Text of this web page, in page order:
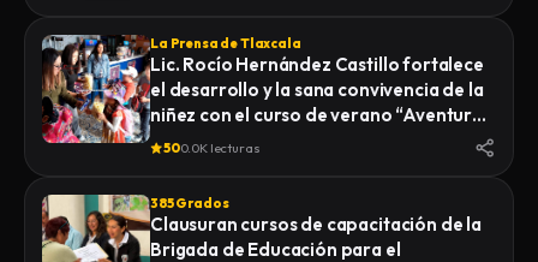
La Prensa de Tlaxcala
Lic. Rocío Hernández Castillo fortalece
el desarrollo y la sana convivencia de la
niñez con el curso de verano “Aventuras
Diferentes”.
500.0K lecturas
385 Grados
Clausuran cursos de capacitación de la
Brigada de Educación para el